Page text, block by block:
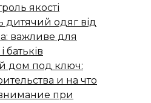
якості
дитячий одяг від
важливе для
батьків
дом под ключ:
и на что
при